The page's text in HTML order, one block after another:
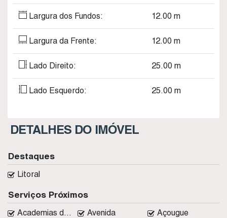
Largura dos Fundos: 12.00 m
Largura da Frente: 12.00 m
Lado Direito: 25.00 m
Lado Esquerdo: 25.00 m
DETALHES DO IMÓVEL
Serviços Próximos
Academias de ginástica Avenida
Açougue
Destaques
Litoral